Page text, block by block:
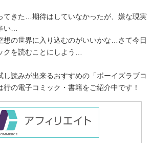
てきた…期待はしていなかったが、嫌な現実
い…
想の世界に入り込むのがいいかな…さて今日
クを読むことにしよう…
し読みが出来るおすすめの「ボーイズラブコ
行の電子コミック・書籍をご紹介中です！